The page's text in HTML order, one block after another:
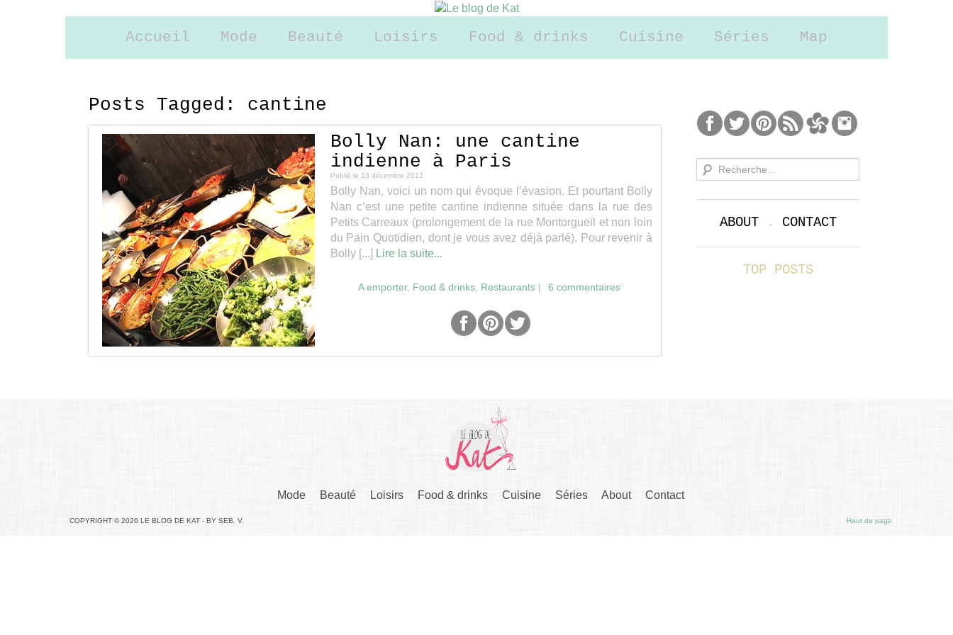
Accueil Mode Beauté Loisirs Food & drinks Cuisine Séries Map
Posts Tagged:
cantine
Bolly Nan: une cantine
indienne à Paris
Publié le 13 décembre 2012
Bolly Nan, voici un nom qui évoque l’évasion. Et pourtant Bolly
Nan c’est une petite cantine indienne située dans la rue des
Petits Carreaux (prolongement de la rue Montorgueil et non loin
du Pain Quotidien, dont je vous avez déjà parlé). Pour revenir à
Bolly [...] Lire la suite...
A emporter, Food & drinks, Restaurants| 6 commentaires
ABOUT. CONTACT
TOP POSTS
Mode Beauté Loisirs Food & drinks Cuisine Séries About Contact
COPYRIGHT © 2026 LE BLOG DE KAT - BY SEB. V. Haut de page